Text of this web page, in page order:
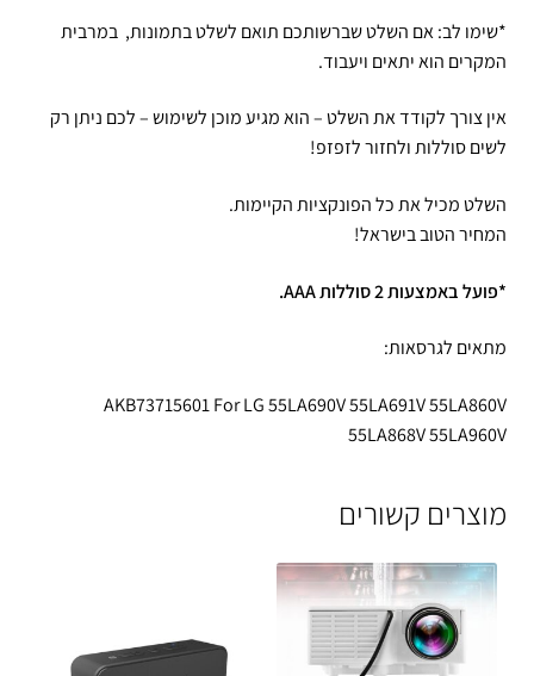
*שימו לב: אם השלט שברשותכם תואם לשלט בתמונות, במרבית
המקרים הוא יתאים ויעבוד.
אין צורך לקודד את השלט – הוא מגיע מוכן לשימוש – לכם ניתן רק
לשים סוללות ולחזור לזפזפ!
השלט מכיל את כל הפונקציות הקיימות.
המחיר הטוב בישראל!
*פועל באמצעות 2 סוללות AAA.
מתאים לגרסאות:
AKB73715601 For LG 55LA690V 55LA691V 55LA860V
55LA868V 55LA960V
מוצרים קשורים